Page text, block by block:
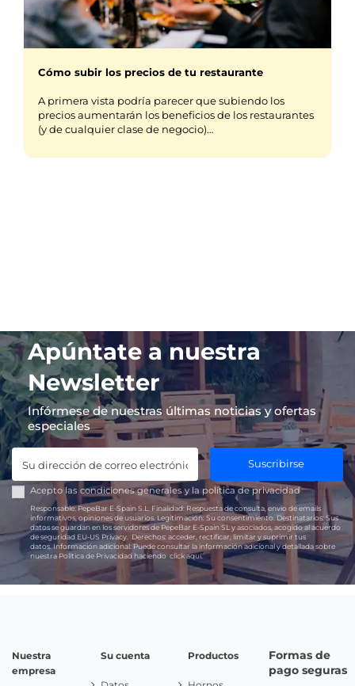
Cómo subir los precios de tu restaurante
A primera vista podría parecer que subiendo los
precios aumentarán los beneficios de los restaurantes
(y de cualquier clase de negocio)…
Apúntate a nuestra
Newsletter
Infórmese de nuestras últimas noticias y ofertas
especiales
Suscribirse
Acepto las condiciones generales y lapolítica de privacidad
Responsable:PepeBar E-Spain S.L. Finalidad: Respuesta de consulta, envío de emails
informativos, opiniones de usuarios. Legitimación: Su consentimiento. Destinatarios:Sus
datos se guardan en los servidores de PepeBar E-Spain SL y asociados, acogido al acuerdo
de seguridad EU-US Privacy.
Derechos: acceder, rectificar, limitar y suprimir tus
datos.Información adicional:Puede consultar la información adicional y detallada sobre
nuestra Política de Privacidad haciendoclick aquí.
Nuestra
empresa
Su cuenta Productos
Formas de
pago seguras